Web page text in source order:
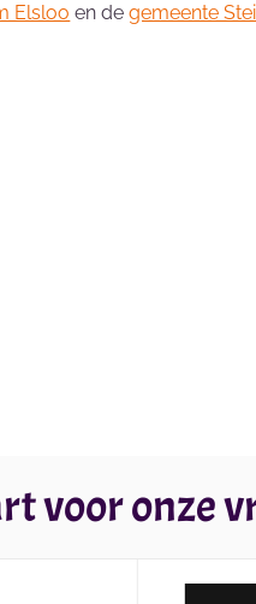
Elsloo en degemeente
voor onze